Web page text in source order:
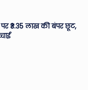
₹3.35 लाख की बंपर छूट,